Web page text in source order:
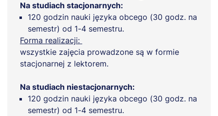
Na studiach stacjonarnych:
120 godzin nauki języka obcego (30 godz. na
semestr) od 1-4 semestru.
Forma realizacji:
wszystkie zajęcia prowadzone są w formie
stacjonarnej z lektorem.
Na studiach niestacjonarnych:
120 godzin nauki języka obcego (30 godz. na
semestr) od 1-4 semestru.